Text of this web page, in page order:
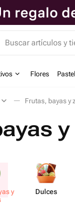
Buscar artículos y
Flores
Frutas, bayas y
y
Dulces